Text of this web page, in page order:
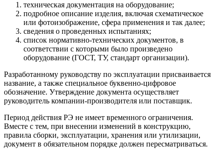
техническая документация на оборудование;
подробное описание изделия, включая схематическое
или фотоизображение, сфера применения и так далее;
сведения о проведенных испытаниях;
список нормативно-технических документов, в
соответствии с которыми было произведено
оборудование (ГОСТ, ТУ, стандарт организации).
Разработанному руководству по эксплуатации присваивается
название, а также специальное буквенно-цифровое
обозначение. Утверждение документа осуществляет
руководитель компании-производителя или поставщик.
Период действия РЭ не имеет временного ограничения.
Вместе с тем, при внесении изменений в конструкцию,
правила сборки, эксплуатации, хранения или утилизации,
документ в обязательном порядке должен пересматриваться.